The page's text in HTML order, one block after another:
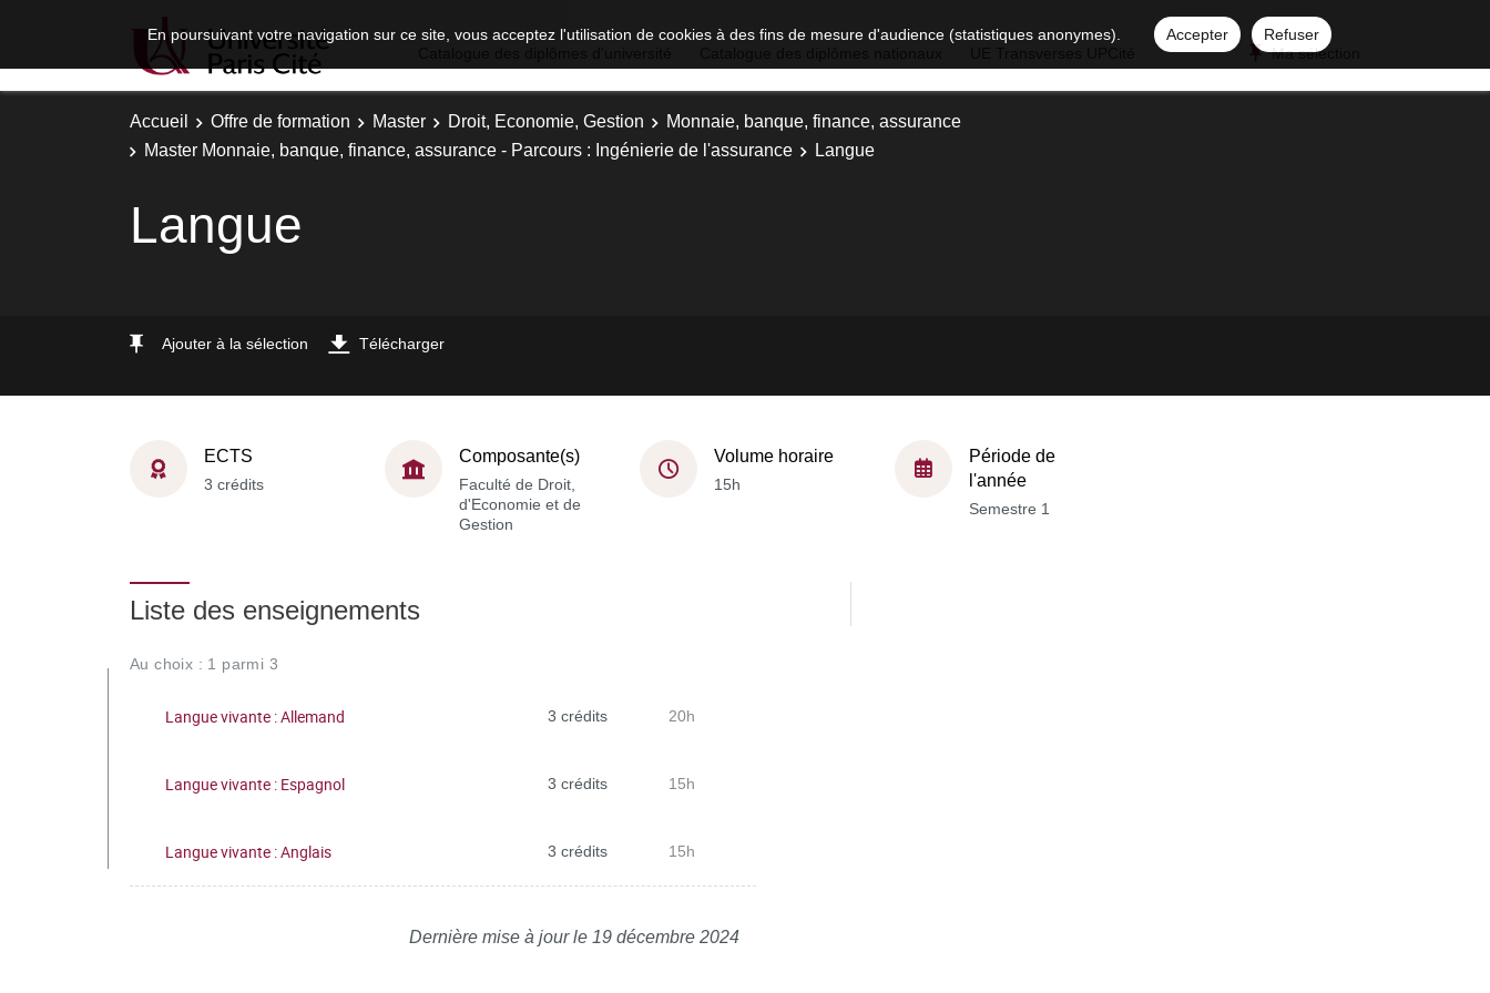
En poursuivant votre navigation sur ce site, vous acceptez l'utilisation de cookies à des fins de mesure d'audience (statistiques anonymes). Accepter
Refuser
Ma sélection
Accueil Offre de formation Master Droit, Economie, Gestion
Monnaie, banque, finance, assurance
Master Monnaie, banque, finance, assurance - Parcours : Ingénierie de l'assurance
Langue
Langue
Ajouter à la sélection Télécharger
ECTS
3 crédits
Composante(s)
Faculté de Droit,
d'Economie et de
Gestion
Volume horaire
15h
Période de
l'année
Semestre 1
Liste des enseignements
Au choix : 1 parmi 3
Langue vivante : Allemand 3 crédits 20h
Langue vivante : Espagnol 3 crédits 15h
Langue vivante : Anglais 3 crédits 15h
Dernière mise à jour le 19 décembre 2024